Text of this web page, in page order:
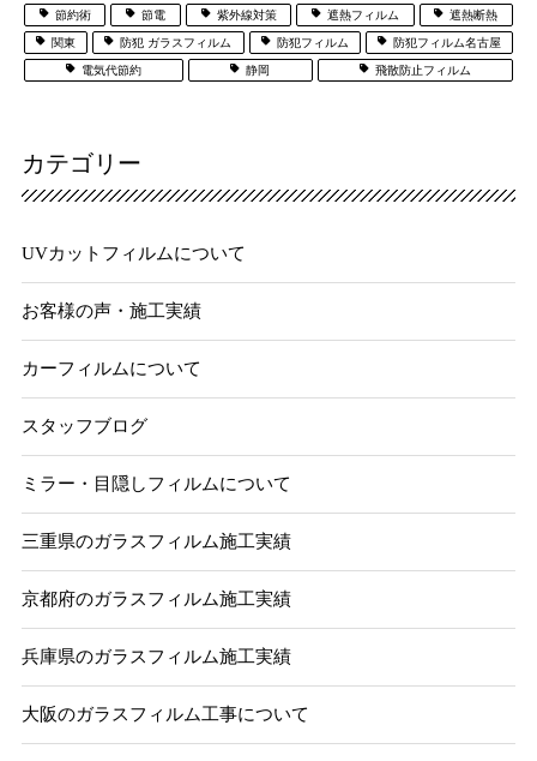
節約術 節電 紫外線対策 遮熱フィルム 遮熱断熱
関東 防犯 ガラスフィルム 防犯フィルム 防犯フィルム名古屋
電気代節約 静岡 飛散防止フィルム
カテゴリー
UVカットフィルムについて
お客様の声・施工実績
カーフィルムについて
スタッフブログ
ミラー・目隠しフィルムについて
三重県のガラスフィルム施工実績
京都府のガラスフィルム施工実績
兵庫県のガラスフィルム施工実績
大阪のガラスフィルム工事について